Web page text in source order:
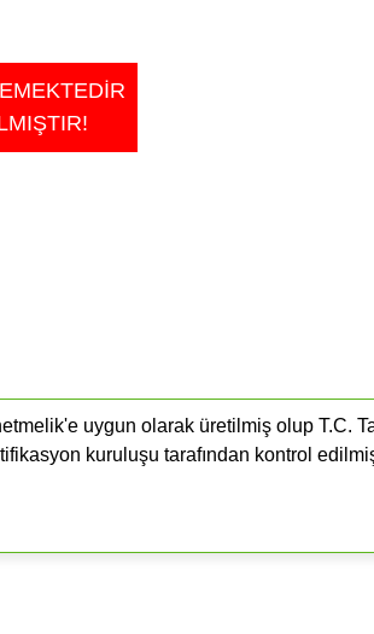
uygun olarak üretilmiş olup T.C.
kuruluşu tarafından kontrol